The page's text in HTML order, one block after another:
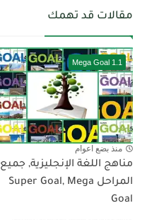
مقالات قد تهمك
Mega Goal 1.1
منذ بضع اعوام
مناهج اللغة الإنجليزية, جميع
المراحل Super Goal, Mega
Goal